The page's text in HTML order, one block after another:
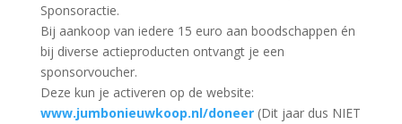
Sponsoractie.
Bij aankoop van iedere 15 euro aan boodschappen én
bij diverse actieproducten ontvangt je een
sponsorvoucher.
Deze kun je activeren op de website:
www.jumbonieuwkoop.nl/doneer(Dit jaar dus NIET